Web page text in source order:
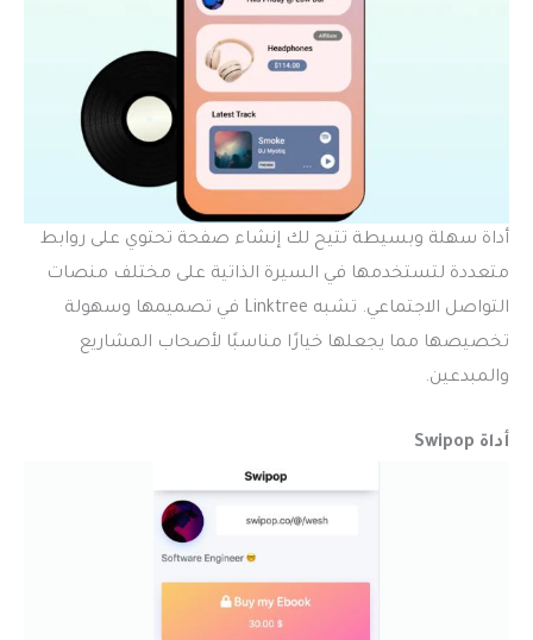
أداة سهلة وبسيطة تتيح لك إنشاء صفحة تحتوي على روابط
متعددة لتستخدمها في السيرة الذاتية على مختلف منصات
التواصل الاجتماعي. تشبه Linktree في تصميمها وسهولة
تخصيصها مما يجعلها خيارًا مناسبًا لأصحاب المشاريع
والمبدعين.
أداة Swipop